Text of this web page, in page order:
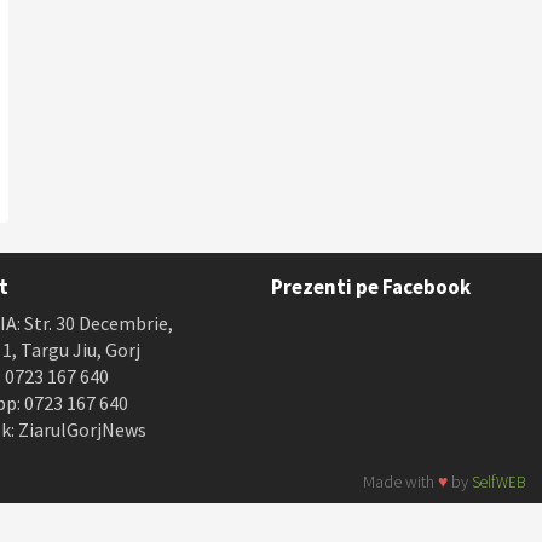
Str. 30 Decembrie,
Targu Jiu, Gorj
167 640
0723 167 640
ZiarulGorjNews
Prezenti pe Facebook
Made with ♥ by SelfWEB